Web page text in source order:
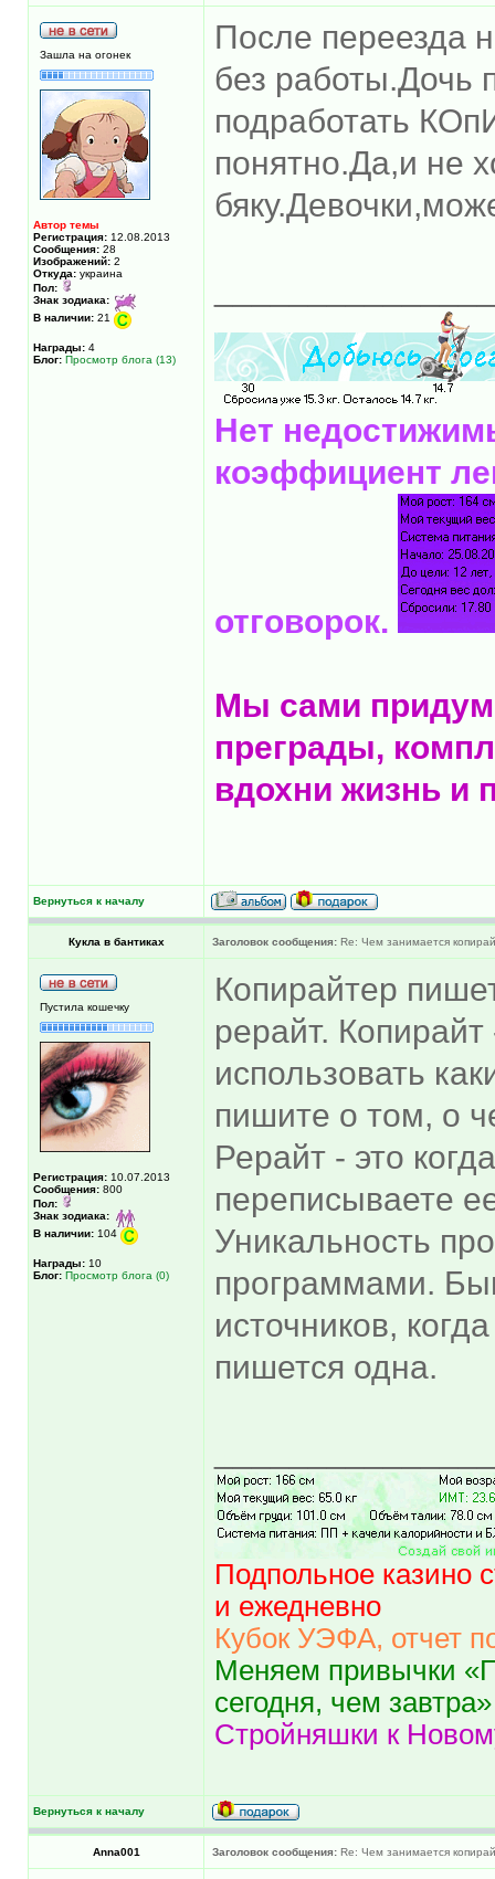
Зашла на огонек
Автор темы
Регистрация: 12.08.2013
Сообщения: 28
Изображений: 2
Откуда: украина
Пол:
Знак зодиака:
В наличии: 21
Награды: 4
Блог: Просмотр блога (13)
После переезда
без работы.Дочь
подработать
понятно.Да,и не
Нет
коэффициент
отговорок.
Мы сами
преграды,
вдохни жизнь и
Вернуться к началу
Кукла в бантиках Заголовок сообщения: Re: Чем занимается
Пустила кошечку
Регистрация: 10.07.2013
Сообщения: 800
Пол:
Знак зодиака:
В наличии: 104
Награды: 10
Блог: Просмотр блога (0)
Копирайтер
рерайт.
использовать
пишите о том, о
Рерайт - это
переписываете
Уникальность
программами.
источников,
пишется одна.
Подпольное казино
и ежедневно
Кубок УЭФА, отчет
Меняем привычки
сегодня, чем завтра»
Стройняшки к
Вернуться к началу
Anna001 Заголовок сообщения: Re: Чем занимается